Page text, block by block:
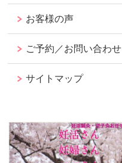
お客様の声
ご予約／お問い合わせ
サイトマップ